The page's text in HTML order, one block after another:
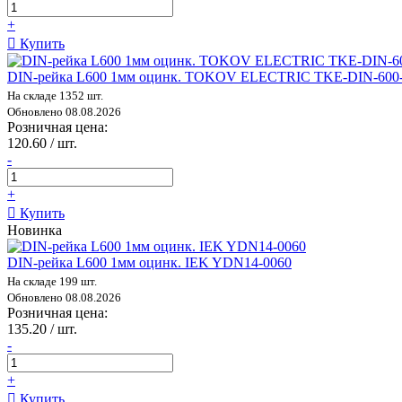
+
Купить
DIN-рейка L600 1мм оцинк. TOKOV ELECTRIC TKE-DIN-
На складе 1352 шт.
Обновлено 08.08.2026
Розничная цена:
120.60 / шт.
-
+
Купить
Новинка
DIN-рейка L600 1мм оцинк. IEK YDN14-0060
На складе 199 шт.
Обновлено 08.08.2026
Розничная цена:
135.20 / шт.
-
+
Купить